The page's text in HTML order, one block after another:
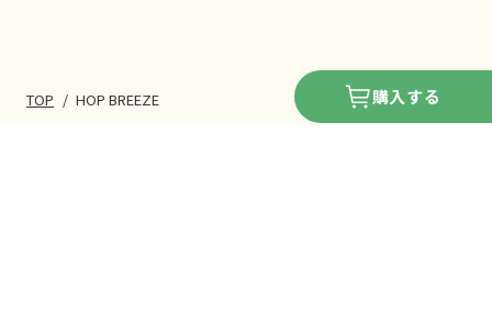
TOP / HOP BREEZE 購入する